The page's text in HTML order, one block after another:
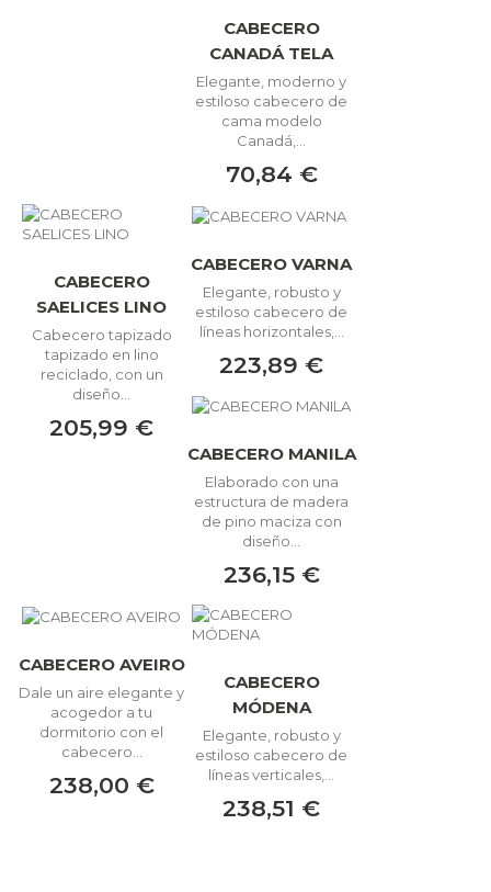
CABECERO
CANADÁ TELA
Elegante, moderno y
estiloso cabecero de
cama modelo
Canadá,...
70,84 €
CABECERO
SAELICES LINO
Cabecero tapizado
tapizado en lino
reciclado, con un
diseño...
205,99 €
CABECERO VARNA
Elegante, robusto y
estiloso cabecero de
líneas horizontales,...
223,89 €
CABECERO MANILA
Elaborado con una
estructura de madera
de pino maciza con
diseño...
236,15 €
CABECERO AVEIRO
Dale un aire elegante y
acogedor a tu
dormitorio con el
cabecero...
238,00 €
CABECERO
MÓDENA
Elegante, robusto y
estiloso cabecero de
líneas verticales,...
238,51 €